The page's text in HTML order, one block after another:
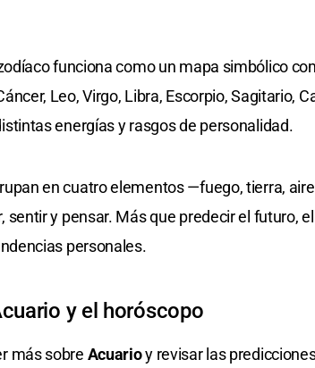
funciona como un mapa simbólico
Leo, Virgo, Libra, Escorpio, Sagitario,
energías y rasgos de personalidad.
en cuatro elementos —fuego, tierra,
sentir y pensar. Más que predecir el futuro,
personales.
y el horóscopo
más sobre Acuarioy revisar las